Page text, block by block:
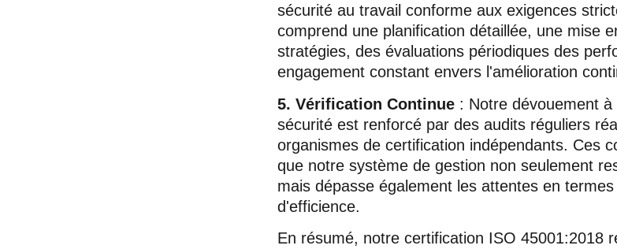
sécurité au travail conforme aux exigences
comprend une planification détaillée, une mise
stratégies, des évaluations périodiques des
engagement constant envers l'amélioration
5. Vérification Continue : Notre dévouement
sécurité est renforcé par des audits réguliers
organismes de certification indépendants. Ces
que notre système de gestion non seulement
mais dépasse également les attentes en
d'efficience.
En résumé, notre certification ISO 45001:2018